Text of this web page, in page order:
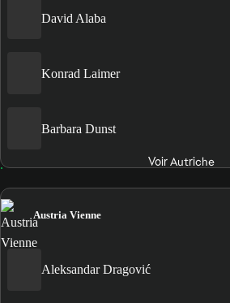
David Alaba
Konrad Laimer
Barbara Dunst
Voir Autriche
Austria Vienne
Aleksandar Dragović